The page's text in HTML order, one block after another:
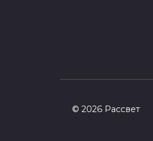
© 2026 Рассвет